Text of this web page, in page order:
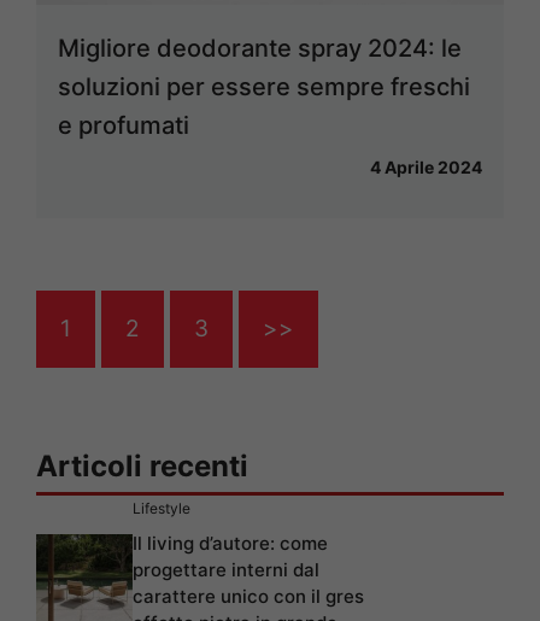
Migliore deodorante spray 2024: le
soluzioni per essere sempre freschi
e profumati
4 Aprile 2024
1 2 3 >>
Articoli recenti
Lifestyle
Il living d’autore: come
progettare interni dal
carattere unico con il gres